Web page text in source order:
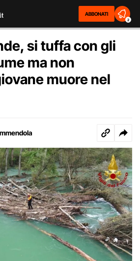
ABBONATI
2
si tuffa con gli
ma non
muore nel